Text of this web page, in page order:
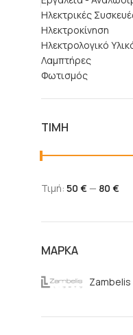
Ηλεκτρικές
Ηλεκτροκίνηση
Ηλεκτρολογικό
Λαμπτήρες
Φωτισμός
ΤΙΜΉ
Τιμή: 50 € — 80 €
ΜΆΡΚΑ